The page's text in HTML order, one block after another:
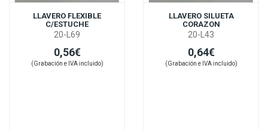
LLAVERO FLEXIBLE
C/ESTUCHE
20-L69
0,56€
(Grabación e IVA incluido)
LLAVERO SILUETA
CORAZON
20-L43
0,64€
(Grabación e IVA incluido)